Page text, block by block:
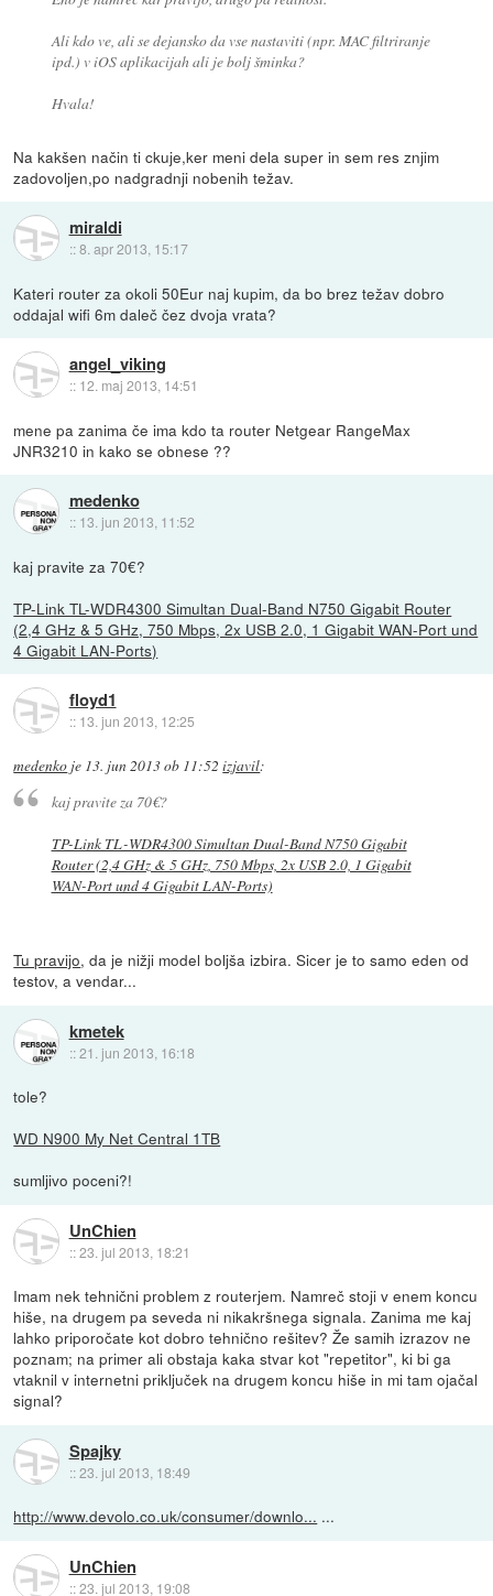
Ali kdo ve, ali se dejansko da vse nastaviti (npr. MAC filtriranje
ipd.) v iOS aplikacijah ali je bolj šminka?
Hvala!
Na kakšen način ti ckuje,ker meni dela super in sem res znjim
zadovoljen,po nadgradnji nobenih težav.
miraldi
::8. apr 2013, 15:17
Kateri router za okoli 50Eur naj kupim, da bo brez težav dobro
oddajal wifi 6m daleč čez dvoja vrata?
angel_viking
:: 12. maj 2013, 14:51
mene pa zanima če ima kdo ta router Netgear RangeMax
JNR3210 in kako se obnese ??
medenko
:: 13. jun 2013, 11:52
kaj pravite za 70€?
TP-Link TL-WDR4300 Simultan Dual-Band N750 Gigabit Router
(2,4 GHz & 5 GHz, 750 Mbps, 2x USB 2.0, 1 Gigabit WAN-Port und
4 Gigabit LAN-Ports)
floyd1
:: 13. jun 2013, 12:25
medenko je 13. jun 2013 ob 11:52 izjavil:
kaj pravite za 70€?
TP-Link TL-WDR4300 Simultan Dual-Band N750 Gigabit
Router (2,4 GHz & 5 GHz, 750 Mbps, 2x USB 2.0, 1 Gigabit
WAN-Port und 4 Gigabit LAN-Ports)
Tu pravijo, da je nižji model boljša izbira. Sicer je to samo eden od
testov, a vendar...
kmetek
::21. jun 2013, 16:18
tole?
WD N900 My Net Central 1TB
sumljivo poceni?!
UnChien
::23. jul 2013, 18:21
Imam nek tehnični problem z routerjem. Namreč stoji v enem koncu
hiše, na drugem pa seveda ni nikakršnega signala. Zanima me kaj
lahko priporočate kot dobro tehnično rešitev? Že samih izrazov ne
poznam; na primer ali obstaja kaka stvar kot "repetitor", ki bi ga
vtaknil v internetni priključek na drugem koncu hiše in mi tam ojačal
signal?
Spajky
::23. jul 2013, 18:49
http://www.devolo.co.uk/consumer/downlo... ...
UnChien
::23. jul 2013, 19:08